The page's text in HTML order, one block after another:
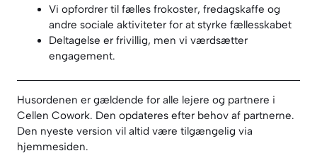
Vi opfordrer til fælles frokoster, fredagskaffe og
andre sociale aktiviteter for at styrke fællesskabet
Deltagelse er frivillig, men vi værdsætter
engagement.
Husordenen er gældende for alle lejere og partnere i
Cellen Cowork. Den opdateres efter behov af partnerne.
Den nyeste version vil altid være tilgængelig via
hjemmesiden.